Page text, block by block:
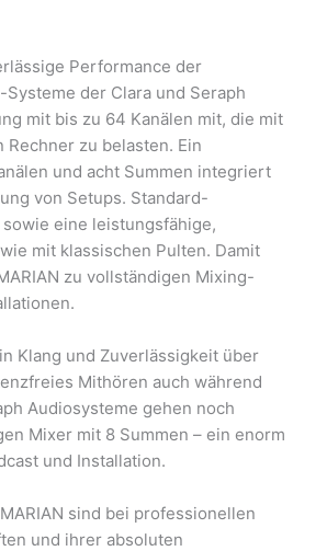
Performance der
der Clara und Seraph
mit bis zu 64 Kanälen mit, die mit
zu belasten. Ein
und acht Summen integriert
von Setups. Standard-
eine leistungsfähige,
mit klassischen Pulten. Damit
zu vollständigen Mixing-
Klang und Zuverlässigkeit über
Mithören auch während
Audiosysteme gehen noch
Mixer mit 8 Summen – ein enorm
und Installation.
sind bei professionellen
und ihrer absoluten